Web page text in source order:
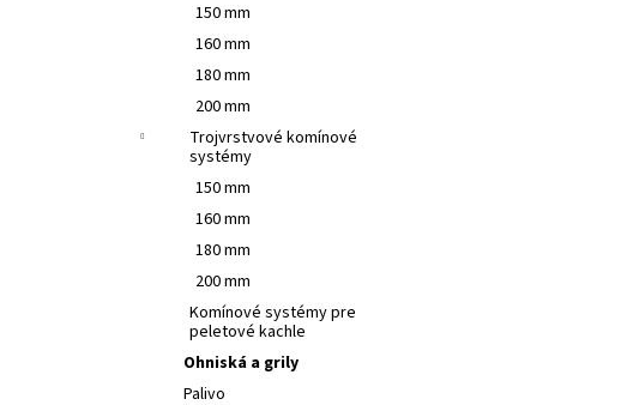
150 mm
160 mm
180 mm
200 mm
Trojvrstvové komínové
systémy
150 mm
160 mm
180 mm
200 mm
Komínové systémy pre
peletové kachle
Ohniská a grily
Palivo